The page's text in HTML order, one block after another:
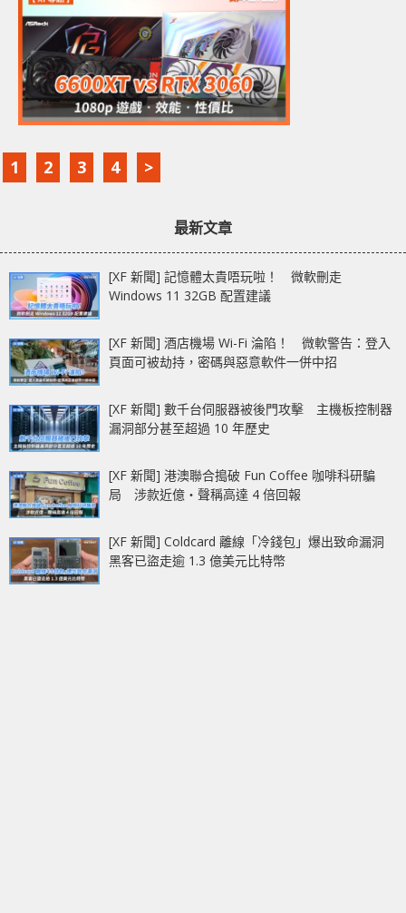
1 2 3 4 >
最新文章
[XF 新聞] 記憶體太貴唔玩啦！ 微軟刪走
Windows 11 32GB 配置建議
[XF 新聞] 酒店機場 Wi-Fi 淪陷！ 微軟警告：登入
頁面可被劫持，密碼與惡意軟件一併中招
[XF 新聞] 數千台伺服器被後門攻擊 主機板控制器
漏洞部分甚至超過 10 年歷史
[XF 新聞] 港澳聯合搗破 Fun Coffee 咖啡科研騙
局 涉款近億‧聲稱高達 4 倍回報
[XF 新聞] Coldcard 離線「冷錢包」爆出致命漏洞
黑客已盜走逾 1.3 億美元比特幣